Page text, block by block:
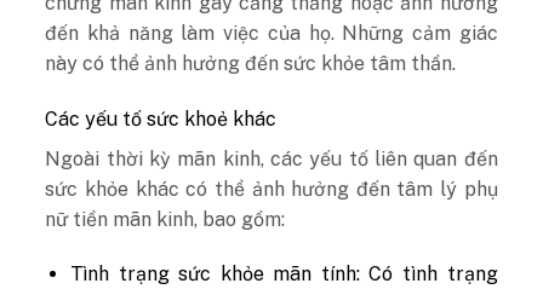
đến khả năng làm việc của họ. Những cảm giác
này có thể ảnh hưởng đến sức khỏe tâm thần.
Các yếu tố sức khoẻ khác
Ngoài thời kỳ mãn kinh, các yếu tố liên quan đến
sức khỏe khác có thể ảnh hưởng đến tâm lý phụ
nữ tiền mãn kinh, bao gồm:
Tình trạng sức khỏe mãn tính: Có tình trạng